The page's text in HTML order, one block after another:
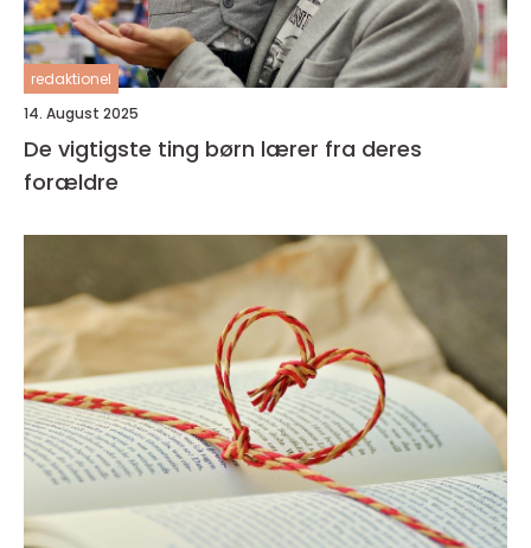
redaktionel
14. August 2025
De vigtigste ting børn lærer fra deres
forældre